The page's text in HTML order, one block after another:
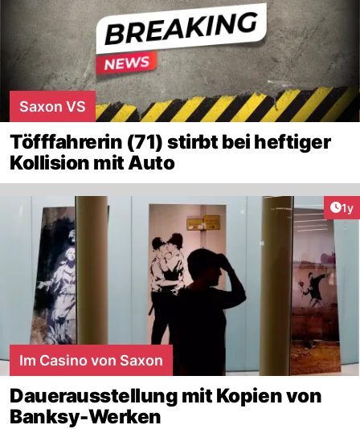
Saxon VS
Töfffahrerin (71) stirbt bei heftiger
Kollision mit Auto
1y
Im Casino von Saxon
Dauerausstellung mit Kopien von
Banksy-Werken